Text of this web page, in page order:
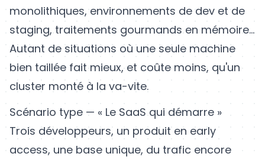
monolithiques, environnements de dev et de
staging, traitements gourmands en mémoire...
Autant de situations où une seule machine
bien taillée fait mieux, et coûte moins, qu'un
cluster monté à la va-vite.
Scénario type — « Le SaaS qui démarre »
Trois développeurs, un produit en early
access, une base unique, du trafic encore